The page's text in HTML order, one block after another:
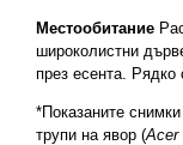
Местообитание
широколистни
през есента.
*Показаните
трупи на явор (Acer